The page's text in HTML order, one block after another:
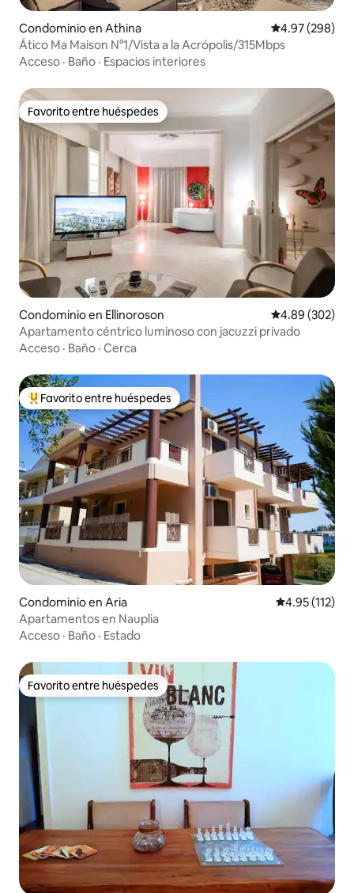
Condominio en Athina Calificación
4.97 (298)
Ático Ma Maison N°1/Vista a la Acrópolis/315Mbps
Acceso · Baño · Espacios interiores
Favorito entre huéspedes
Favorito entre huéspedes
Condominio en Ellinoroson Calificación
4.89 (302)
Apartamento céntrico luminoso con jacuzzi privado
Acceso · Baño · Cerca
De los mejores en Favorito entre huéspedes
Favorito entre huéspedes
Condominio en Aria Calificación
4.95 (112)
Apartamentos en Nauplia
Acceso · Baño · Estado
Favorito entre huéspedes
Favorito entre huéspedes